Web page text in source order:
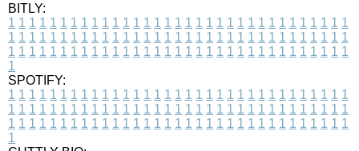
BITLY:
1 1 1 1 1 1 1 1 1 1 1 1 1 1 1 1 1 1 1 1 1 1 1 1 1 1 1 1 1 1 1 1 1
1 1 1 1 1 1 1 1 1 1 1 1 1 1 1 1 1 1 1 1 1 1 1 1 1 1 1 1 1 1 1 1 1
1 1 1 1 1 1 1 1 1 1 1 1 1 1 1 1 1 1 1 1 1 1 1 1 1 1 1 1 1 1 1 1 1
1
SPOTIFY:
1 1 1 1 1 1 1 1 1 1 1 1 1 1 1 1 1 1 1 1 1 1 1 1 1 1 1 1 1 1 1 1 1
1 1 1 1 1 1 1 1 1 1 1 1 1 1 1 1 1 1 1 1 1 1 1 1 1 1 1 1 1 1 1 1 1
1 1 1 1 1 1 1 1 1 1 1 1 1 1 1 1 1 1 1 1 1 1 1 1 1 1 1 1 1 1 1 1 1
1